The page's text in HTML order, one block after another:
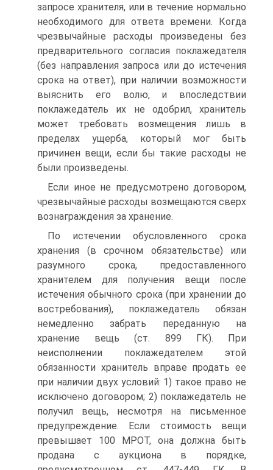
запросе хранителя, или в течение нормально
необходимого для ответа времени. Когда
чрезвычайные расходы произведены без
предварительного согласия поклажедателя
(без направления запроса или до истечения
срока на ответ), при наличии возможности
выяснить его волю, и впоследствии
поклажедатель их не одобрил, хранитель
может требовать возмещения лишь в
пределах ущерба, который мог быть
причинен вещи, если бы такие расходы не
были произведены.
Если иное не предусмотрено договором,
чрезвычайные расходы возмещаются сверх
вознаграждения за хранение.
По истечении обусловленного срока
хранения (в срочном обязательстве) или
разумного срока, предоставленного
хранителем для получения вещи после
истечения обычного срока (при хранении до
востребования), поклажедатель обязан
немедленно забрать переданную на
хранение вещь (ст. 899 ГК). При
неисполнении поклажедателем этой
обязанности хранитель вправе продать ее
при наличии двух условий: 1) такое право не
исключено договором; 2) поклажедатель не
получил вещь, несмотря на письменное
предупреждение. Если стоимость вещи
превышает 100 МРОТ, она должна быть
продана с аукциона в порядке,